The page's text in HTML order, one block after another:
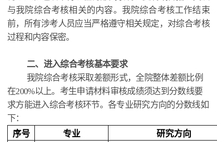
与我院综合考核相关的内容。我院综合考核工作结束
前，所有涉考人员应当严格遵守相关规定，对综合考核
过程和内容保密。
二、进入综合考核基本要求
我院综合考核采取差额形式，全院整体差额比例
在200%以上。考生申请材料审核成绩须达到分数线要
求方能进入综合考核环节。各专业研究方向的分数线如
下：
序号
专业
研究方向